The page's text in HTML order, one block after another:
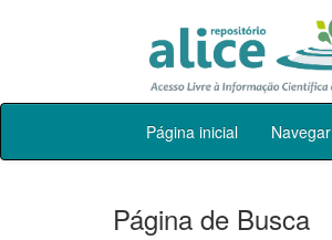
Skip
Página inicial Navegar
Página de Busca